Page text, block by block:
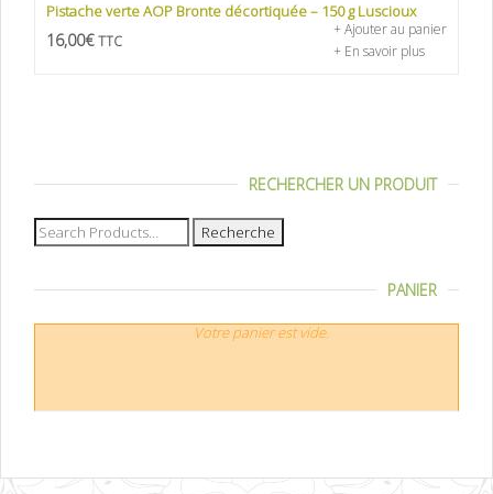
Pistache verte AOP Bronte décortiquée – 150 g Luscioux
16,00€ TTC
+ Ajouter au panier
+ En savoir plus
RECHERCHER UN PRODUIT
Recherche
pour :
PANIER
Votre panier est vide.